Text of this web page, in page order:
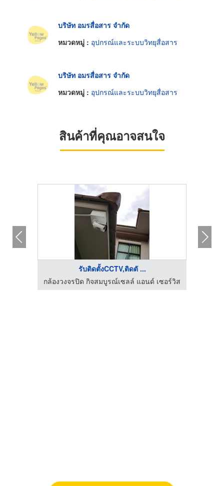
บริษัท อมรสื่อสาร จำกัด
หมวดหมู่ : อุปกรณ์และระบบวิทยุสื่อสาร
บริษัท อมรสื่อสาร จำกัด
หมวดหมู่ : อุปกรณ์และระบบวิทยุสื่อสาร
สินค้าที่คุณอาจสนใจ
รับติดตั้งCCTV,ติดตั ...
กล้องวงจรปิด กิจสมบูรณ์เซลล์ แอนด์ เซอร์วิส